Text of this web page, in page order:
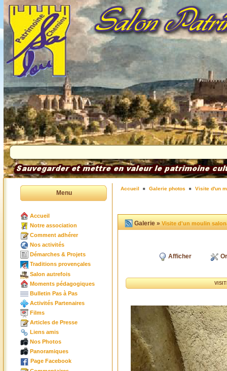
Menu
Accueil
Notre association
Comment adhérer
Nos activités
Démarches & Projets
Traditions provençales
Salon autrefois
Moments pédagogiques
Bulletin Pas à Pas
Activités Partenaires
Films
Articles de Presse
Liens amis
Nos Photos
Panoramiques
Page Facebook
Accueil Galerie photos Visite d'un
Galerie »Visite d'un moulin
Afficher